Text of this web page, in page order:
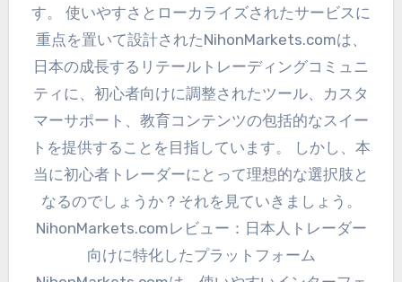
す。 使いやすさとローカライズされたサービスに
重点を置いて設計されたNihonMarkets.comは、
日本の成長するリテールトレーディングコミュニ
ティに、初心者向けに調整されたツール、カスタ
マーサポート、教育コンテンツの包括的なスイー
トを提供することを目指しています。 しかし、本
当に初心者トレーダーにとって理想的な選択肢と
なるのでしょうか？それを見ていきましょう。
NihonMarkets.comレビュー：日本人トレーダー
向けに特化したプラットフォーム